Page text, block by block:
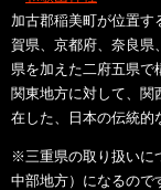
加古郡稲美町が位置す
賀県、京都府、奈良県
県を加えた二府五県で
関東地方に対して、関
在した、日本の伝統的
※三重県の取り扱いに
中部地方）になるので